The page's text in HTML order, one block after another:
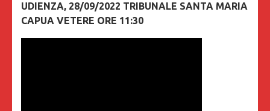
UDIENZA, 28/09/2022 TRIBUNALE SANTA MARIA
CAPUA VETERE ORE 11:30